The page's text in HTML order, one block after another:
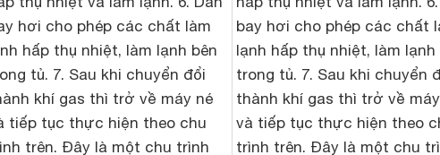
hơi cho phép các chất làm
hấp thụ nhiệt, làm lạnh bên
tủ. 7. Sau khi chuyển đổi
khí gas thì trở về máy né
tiếp tục thực hiện theo chu
trên. Đây là một chu trình
bay hơi cho phép các chất
lạnh hấp thụ nhiệt, làm lạnh
trong tủ. 7. Sau khi chuyển
thành khí gas thì trở về
và tiếp tục thực hiện theo
trình trên. Đây là một chu